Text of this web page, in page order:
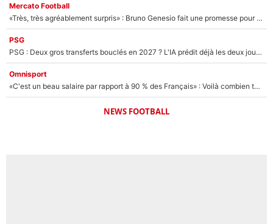
Mercato Football
«Très, très agréablement surpris» : Bruno Genesio fait une promesse pour la suite du mercato de l’OM et rassure les supporters
PSG
PSG : Deux gros transferts bouclés en 2027 ? L'IA prédit déjà les deux joueurs qui pourraient rejoindre Luis Enrique !
Omnisport
«C'est un beau salaire par rapport à 90 % des Français» : Voilà combien touchait Nelson Monfort sur France Télévisions avant de rejoindre CNews
NEWS FOOTBALL